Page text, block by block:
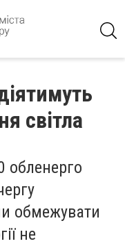
світла
обленерго
обмежувати
не